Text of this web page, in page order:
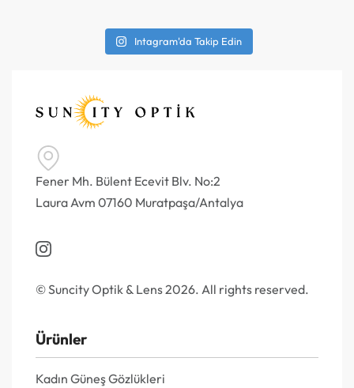
Intagram'da Takip Edin
Fener Mh. Bülent Ecevit Blv. No:2
Laura Avm 07160 Muratpaşa/Antalya
© Suncity Optik & Lens 2026. All rights reserved.
Ürünler
Kadın Güneş Gözlükleri